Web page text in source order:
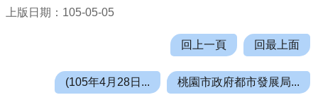
公
上版日期：105-05-05
回上一頁 回最上面
(105年4月28日... 桃園市政府都市發展局...